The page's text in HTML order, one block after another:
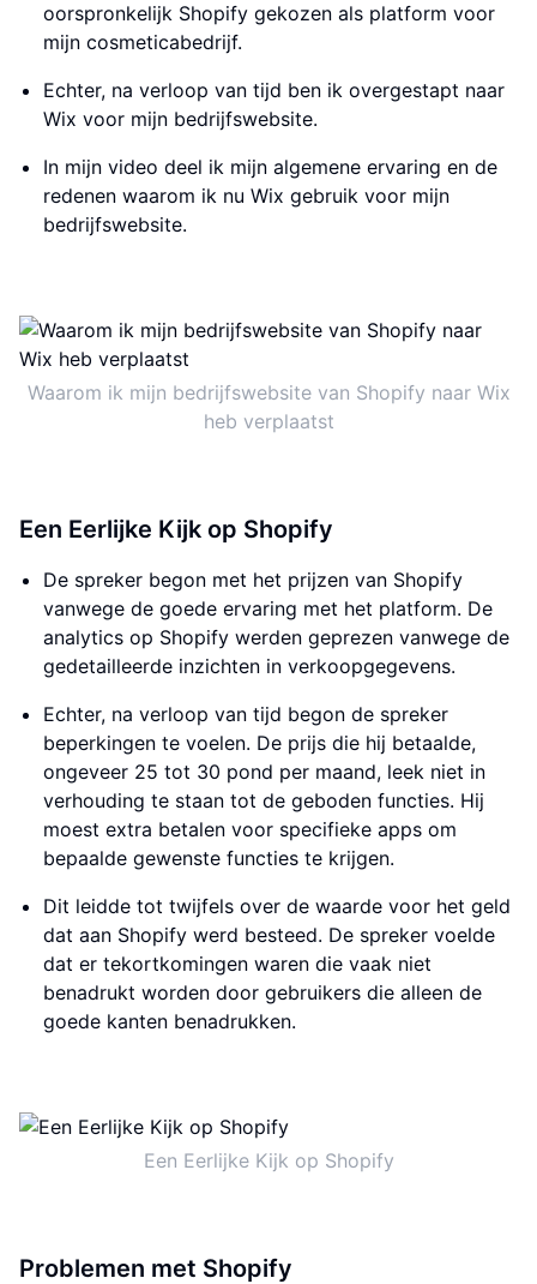
oorspronkelijk Shopify gekozen als platform voor
mijn cosmeticabedrijf.
Echter, na verloop van tijd ben ik overgestapt naar
Wix voor mijn bedrijfswebsite.
In mijn video deel ik mijn algemene ervaring en de
redenen waarom ik nu Wix gebruik voor mijn
bedrijfswebsite.
Waarom ik mijn bedrijfswebsite van Shopify naar Wix
heb verplaatst
Een Eerlijke Kijk op Shopify
De spreker begon met het prijzen van Shopify
vanwege de goede ervaring met het platform. De
analytics op Shopify werden geprezen vanwege de
gedetailleerde inzichten in verkoopgegevens.
Echter, na verloop van tijd begon de spreker
beperkingen te voelen. De prijs die hij betaalde,
ongeveer 25 tot 30 pond per maand, leek niet in
verhouding te staan tot de geboden functies. Hij
moest extra betalen voor specifieke apps om
bepaalde gewenste functies te krijgen.
Dit leidde tot twijfels over de waarde voor het geld
dat aan Shopify werd besteed. De spreker voelde
dat er tekortkomingen waren die vaak niet
benadrukt worden door gebruikers die alleen de
goede kanten benadrukken.
Een Eerlijke Kijk op Shopify
Problemen met Shopify